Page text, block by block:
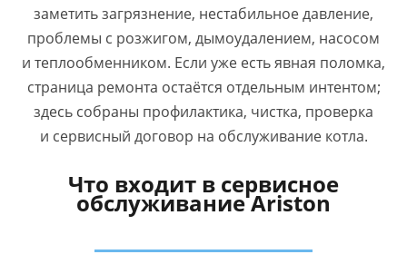
заметить загрязнение, нестабильное давление,
проблемы с розжигом, дымоудалением, насосом
и теплообменником. Если уже есть явная поломка,
страница ремонта остаётся отдельным интентом;
здесь собраны профилактика, чистка, проверка
и сервисный договор на обслуживание котла.
Что входит в сервисное
обслуживание Ariston